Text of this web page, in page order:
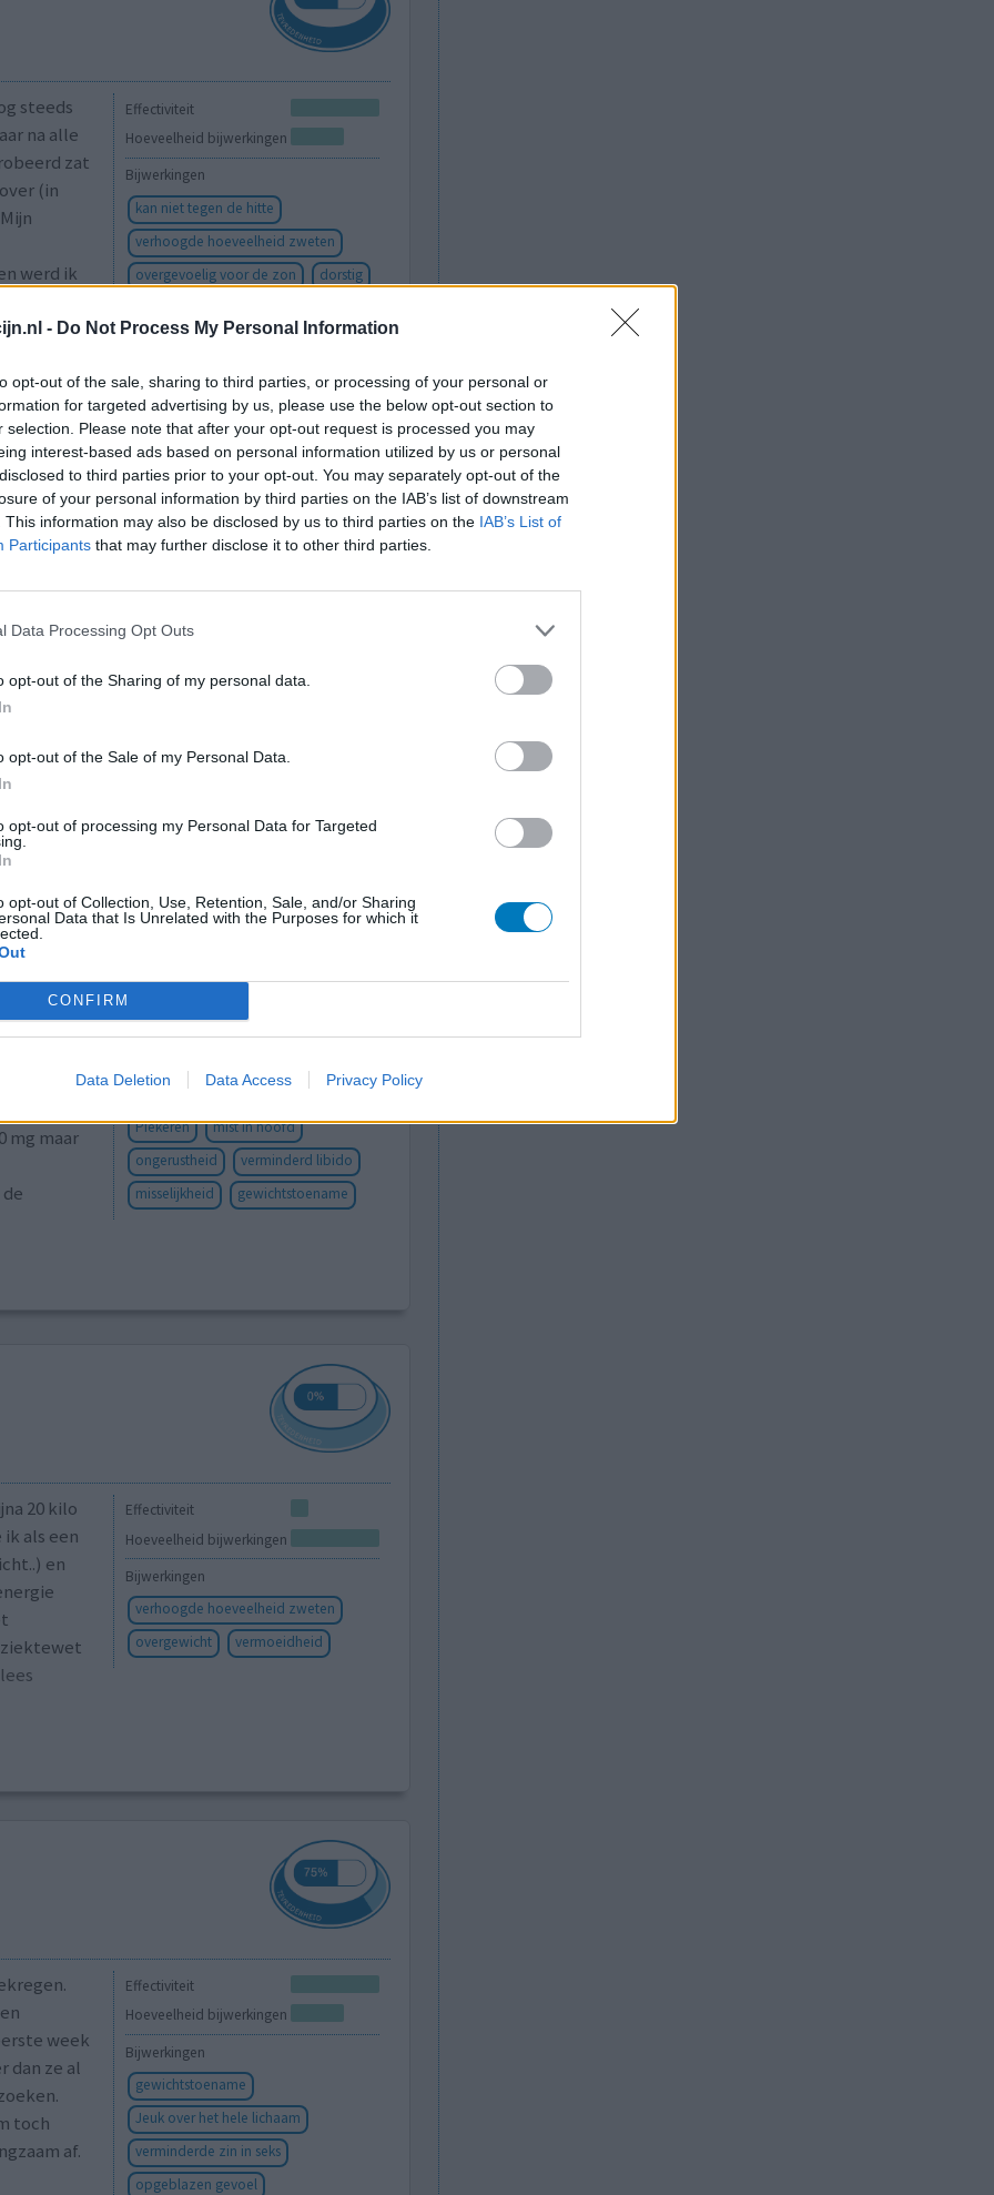
- Do Not Process My Personal Information
opt-out of the sale, sharing to third parties, or processing of your personal or
for targeted advertising by us, please use the below opt-out section to
selection. Please note that after your opt-out request is processed you may
interest-based ads based on personal information utilized by us or personal
to third parties prior to your opt-out. You may separately opt-out of the
of your personal information by third parties on the IAB’s list of downstream
This information may also be disclosed by us to third parties on the IAB’s List of
Participants that may further disclose it to other third parties.
Data Processing Opt Outs
opt-out of the Sharing of my personal data.
opt-out of the Sale of my Personal Data.
opt-out of processing my Personal Data for Targeted
opt-out of Collection, Use, Retention, Sale, and/or Sharing
Data that Is Unrelated with the Purposes for which it
CONFIRM
Data Deletion Data Access Privacy Policy
Effectiviteit
Hoeveelheid bijwerkingen
Bijwerkingen
kan niet tegen de hitte
verhoogde hoeveelheid zweten
overgevoelig voor de zon
dorstig
steeds
na alle
zat
(in
werd ik
Hoeveelheid bijwerkingen
ssri's
van
een
als verdwenen en ik heb ook totaal geen
je veel last hebt van dwang zou ik dit
Bijwerkingen
Piekeren
mist in hoofd
ongerustheid
verminderd libido
misselijkheid
gewichtstoename
piekerde
veel
mg maar
Effectiviteit
Hoeveelheid bijwerkingen
Bijwerkingen
verhoogde hoeveelheid zweten
overgewicht
vermoeidheid
20 kilo
als een
en
ziektewet
Effectiviteit
Hoeveelheid bijwerkingen
Bijwerkingen
gewichtstoename
Jeuk over het hele lichaam
verminderde zin in seks
opgeblazen gevoel
week
dan ze al
toch
af.